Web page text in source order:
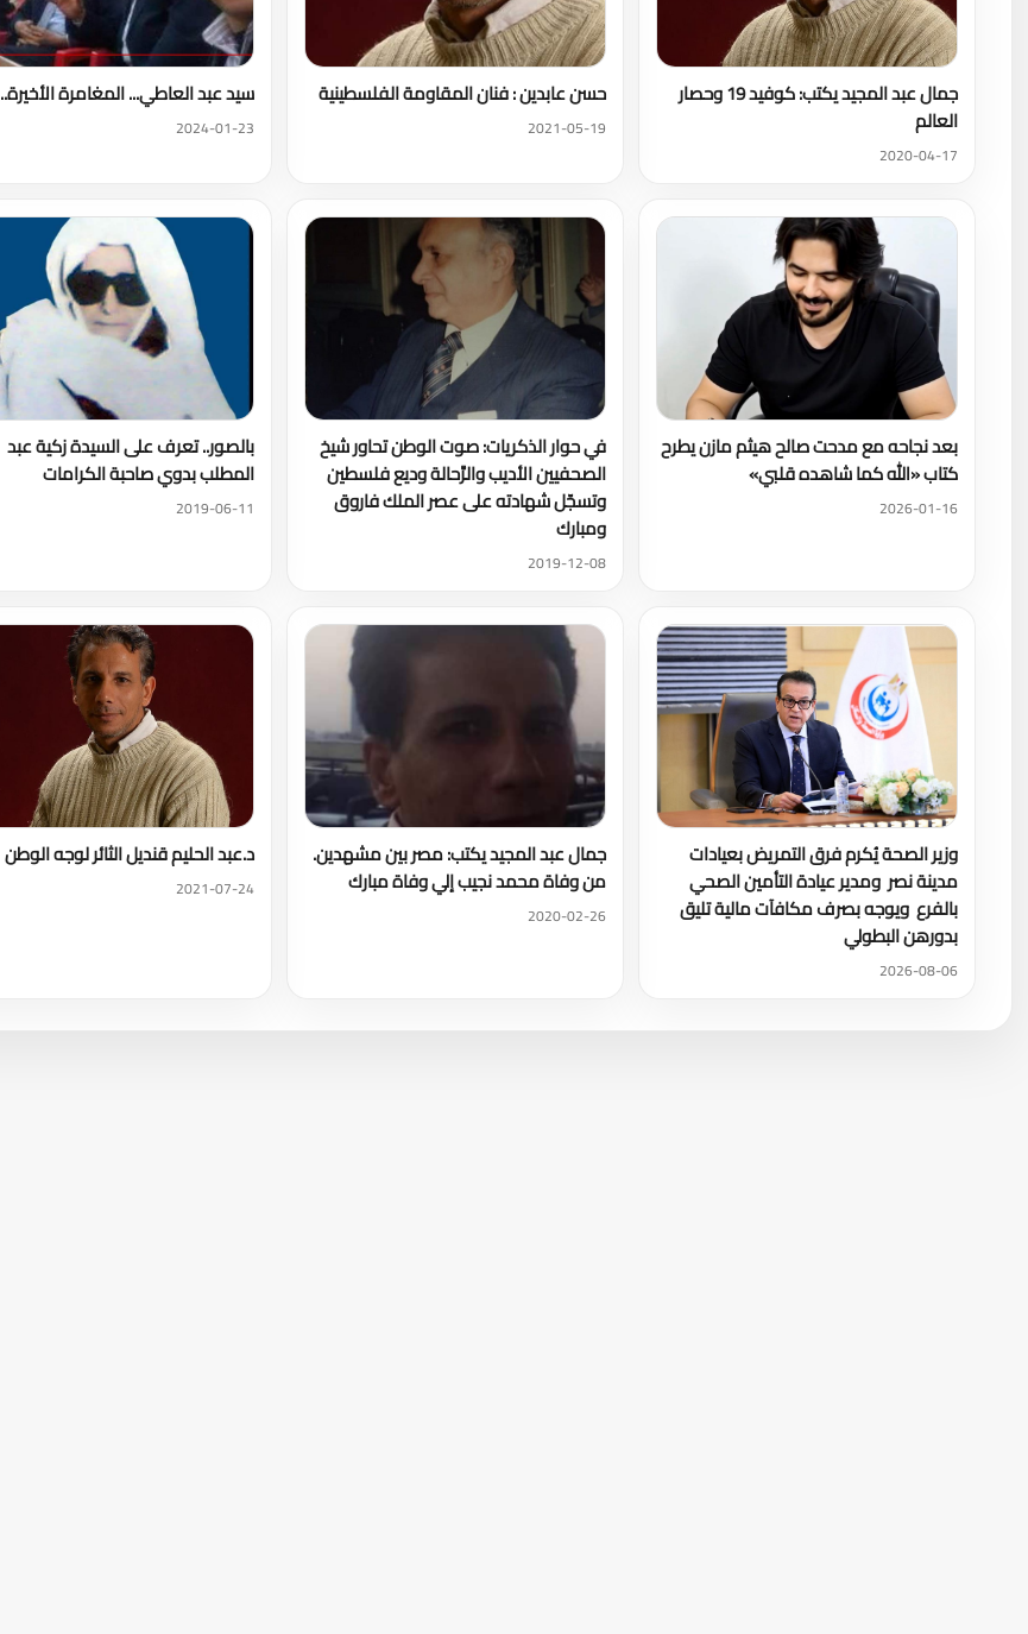
جمال عبد المجيد يكتب: كوفيد 19 وحصار
العالم
2020-04-17
حسن عابدين : فنان المقاومة الفلسطينية
2021-05-19
سيد عبد العاطي... المغامرة الأخيرة..
2024-01-23
بعد نجاحه مع مدحت صالح هيثم مازن يطرح
كتاب «الله كما شاهده قلبي»
2026-01-16
في حوار الذكريات: صوت الوطن تحاور شيخ
الصحفيين الأديب والرَّحالة وديع فلسطين
وتسجّل شهادته على عصر الملك فاروق
ومبارك
2019-12-08
بالصور.. تعرف على السيدة زكية عبد
المطلب بدوي صاحبة الكرامات
2019-06-11
وزير الصحة يُكرم فرق التمريض بعيادات
مدينة نصر ومدير عيادة التأمين الصحي
بالفرع ويوجه بصرف مكافآت مالية تليق
بدورهن البطولي
2026-08-06
جمال عبد المجيد يكتب: مصر بين مشهدين.
من وفاة محمد نجيب إلي وفاة مبارك
2020-02-26
د.عبد الحليم قنديل الثائر لوجه الوطن
2021-07-24